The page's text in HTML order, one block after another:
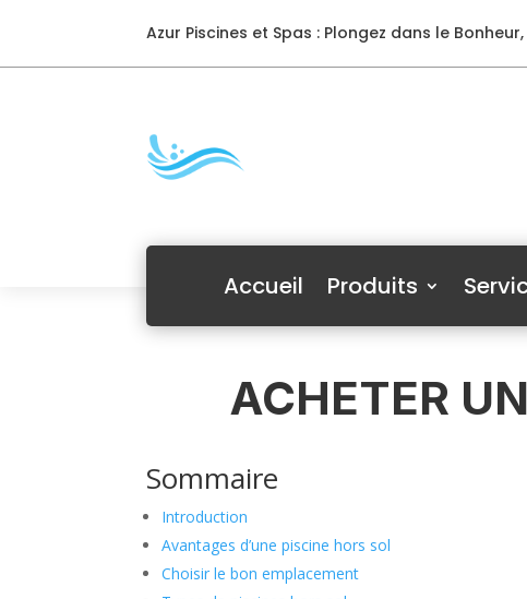
Azur Piscines et Spas : Plongez dans le Bonheur,
Accueil Produits
ACHETER
Sommaire
Introduction
Avantages d’une piscine hors sol
Choisir le bon emplacement